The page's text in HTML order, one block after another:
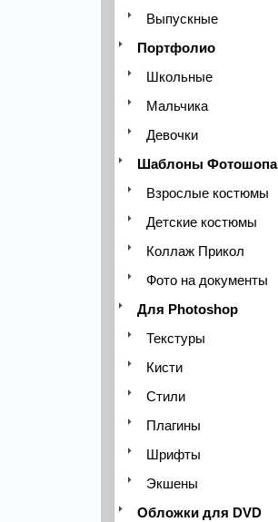
Выпускные
Портфолио
Школьные
Мальчика
Девочки
Шаблоны Фотошопа
Взрослые костюмы
Детские костюмы
Коллаж Прикол
Фото на документы
Для Photoshop
Текстуры
Кисти
Стили
Плагины
Шрифты
Экшены
Обложки для DVD